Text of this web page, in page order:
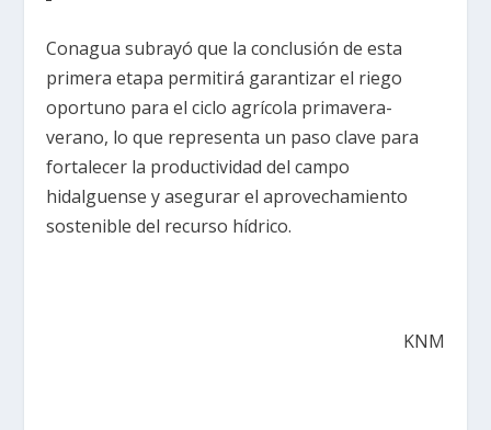
Conagua subrayó que la conclusión de esta
primera etapa permitirá garantizar el riego
oportuno para el ciclo agrícola primavera-
verano, lo que representa un paso clave para
fortalecer la productividad del campo
hidalguense y asegurar el aprovechamiento
sostenible del recurso hídrico.
KNM